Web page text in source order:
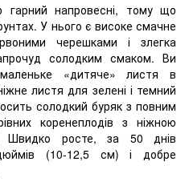
напровесні, тому що
У нього є високе смачне
черешками і злегка
солодким смаком. Ви
«дитяче» листя в
листя для зелені і темний
солодкий буряк з повним
коренеплодів з ніжною
Швидко росте, за 50 днів
(10-12,5 см) і добре